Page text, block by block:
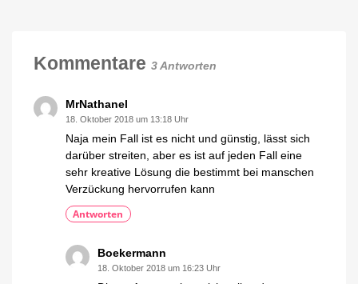
Außenbereich
Kommentare 3 Antworten
MrNathanel
18. Oktober 2018 um 13:18 Uhr
Naja mein Fall ist es nicht und günstig, lässt sich
darüber streiten, aber es ist auf jeden Fall eine
sehr kreative Lösung die bestimmt bei manschen
Verzückung hervorrufen kann
Antworten
Boekermann
18. Oktober 2018 um 16:23 Uhr